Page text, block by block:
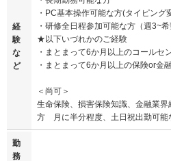
経
験
な
ど
・PC基本操作可能な方(タイピング
・研修全日程参加可能な方（週3~
★以下いづれかのご経験
・まとまって6か月以上のコールセ
・まとまって6か月以上の保険or金
＜尚可＞
生命保険、損害保険知識、金融業
方 月に半分程度、土日祝出勤可
勤
務